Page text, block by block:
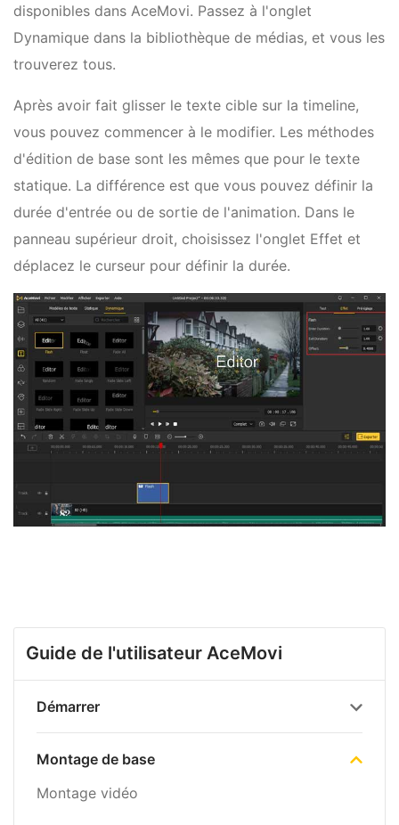
Guide de l'utilisateur AceMovi
Démarrer
Montage de base
Montage vidéo
disponibles dans AceMovi. Passez à l'onglet
Dynamique dans la bibliothèque de médias, et vous les
trouverez tous.
Après avoir fait glisser le texte cible sur la timeline,
vous pouvez commencer à le modifier. Les méthodes
d'édition de base sont les mêmes que pour le texte
statique. La différence est que vous pouvez définir la
durée d'entrée ou de sortie de l'animation. Dans le
panneau supérieur droit, choisissez l'onglet Effet et
déplacez le curseur pour définir la durée.